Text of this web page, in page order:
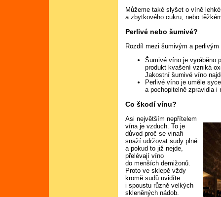
Můžeme také slyšet o víně
a zbytkového cukru, nebo
Perlivé nebo šumivé?
Rozdíl mezi šumivým a
Šumivé víno je vyráběno
produkt kvašení vzniká
Jakostní šumivé víno
Perlivé víno je uměle
a pochopitelně zpravidla i
Co škodí vínu?
Asi největším nepřítelem
vína je vzduch. To je
důvod proč se vinaři
snaží udržovat sudy plné
a pokud to již nejde,
přelévají víno
do menších demižonů.
Proto ve sklepě vždy
kromě sudů uvidíte
i spoustu různě velkých
skleněných nádob.